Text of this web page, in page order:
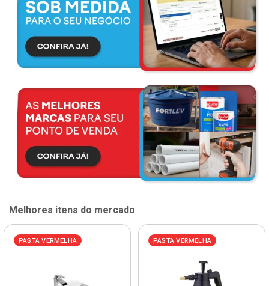
Melhores itens do mercado
PASTA VERMELHA PASTA VERMELHA